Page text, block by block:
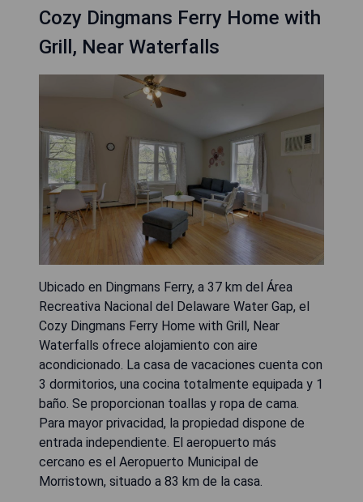
Cozy Dingmans Ferry Home with
Grill, Near Waterfalls
Ubicado en Dingmans Ferry, a 37 km del Área
Recreativa Nacional del Delaware Water Gap, el
Cozy Dingmans Ferry Home with Grill, Near
Waterfalls ofrece alojamiento con aire
acondicionado. La casa de vacaciones cuenta con
3 dormitorios, una cocina totalmente equipada y 1
baño. Se proporcionan toallas y ropa de cama.
Para mayor privacidad, la propiedad dispone de
entrada independiente. El aeropuerto más
cercano es el Aeropuerto Municipal de
Morristown, situado a 83 km de la casa.